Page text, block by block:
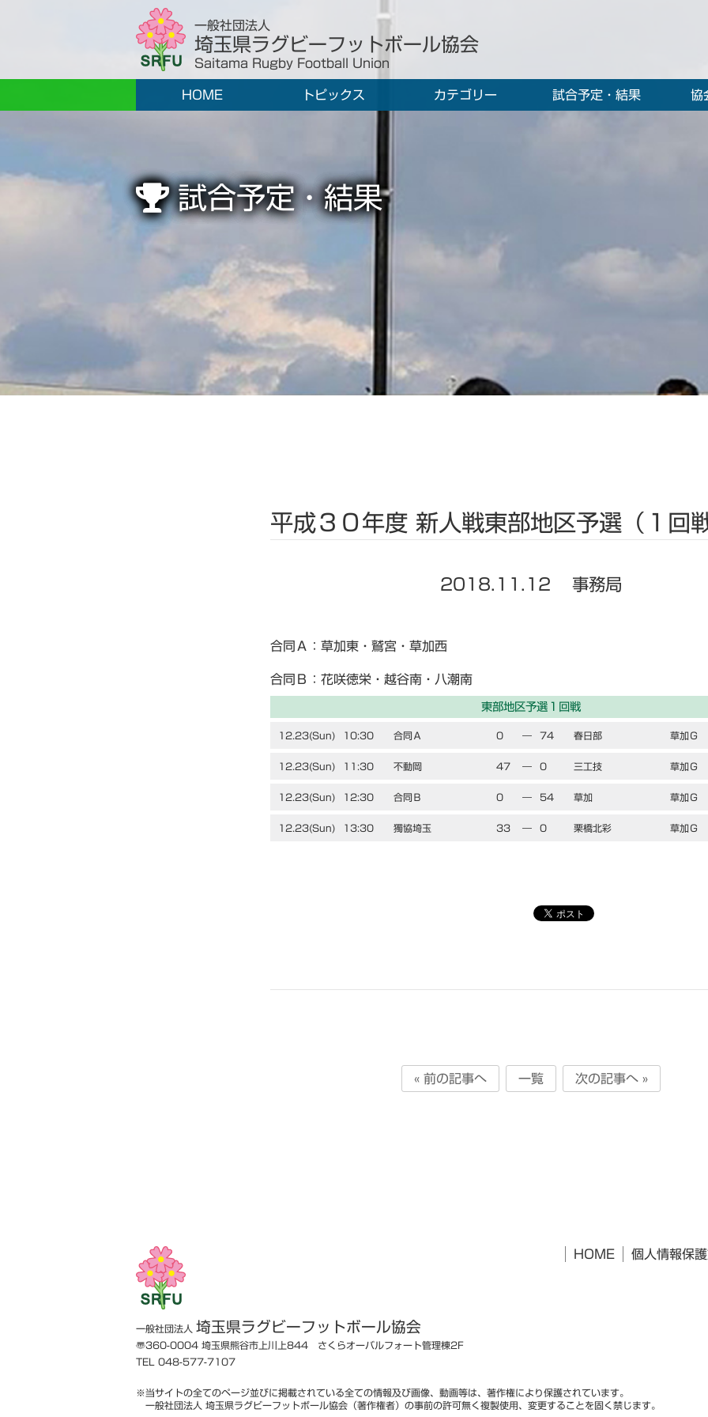
一般社団法人
埼玉県ラグビーフットボール協会
Saitama Rugby Football Union
HOME トピックス カテゴリー 試合予定・結果 協
試合予定・結果
平成３０年度 新人戦東部地区予選（１回
2018.11.12 事務局
合同Ａ：草加東・鷲宮・草加西
合同Ｂ：花咲徳栄・越谷南・八潮南
東部地区予選１回戦
12.23(Sun) 10:30 合同Ａ 0 ― 74 春日部 草加Ｇ
12.23(Sun) 11:30 不動岡 47 ― 0 三工技 草加Ｇ
12.23(Sun) 12:30 合同Ｂ 0 ― 54 草加 草加Ｇ
12.23(Sun) 13:30 獨協埼玉 33 ― 0 栗橋北彩 草加Ｇ
« 前の記事へ 一覧 次の記事へ »
HOME 個人情報保
一般社団法人 埼玉県ラグビーフットボール協会
〠360-0004 埼玉県熊谷市上川上844 さくらオーバルフォート管理棟2F
TEL 048-577-7107
※当サイトの全てのページ並びに掲載されている全ての情報及び画像、動画等は、著作権により保護されています。
一般社団法人 埼玉県ラグビーフットボール協会（著作権者）の事前の許可無く複製使用、変更することを固く禁じます。